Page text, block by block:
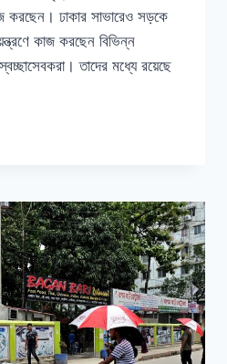
করছেন। ঢাকার সাভারেও সড়কে
কাজ করছেন বিভিন্ন
স্বেচ্ছাসেবকরা। তাদের মধ্যে রয়েছে